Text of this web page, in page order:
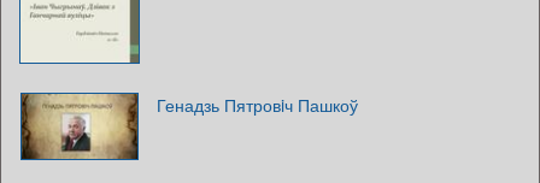
Генадзь Пятровiч Пашкоў